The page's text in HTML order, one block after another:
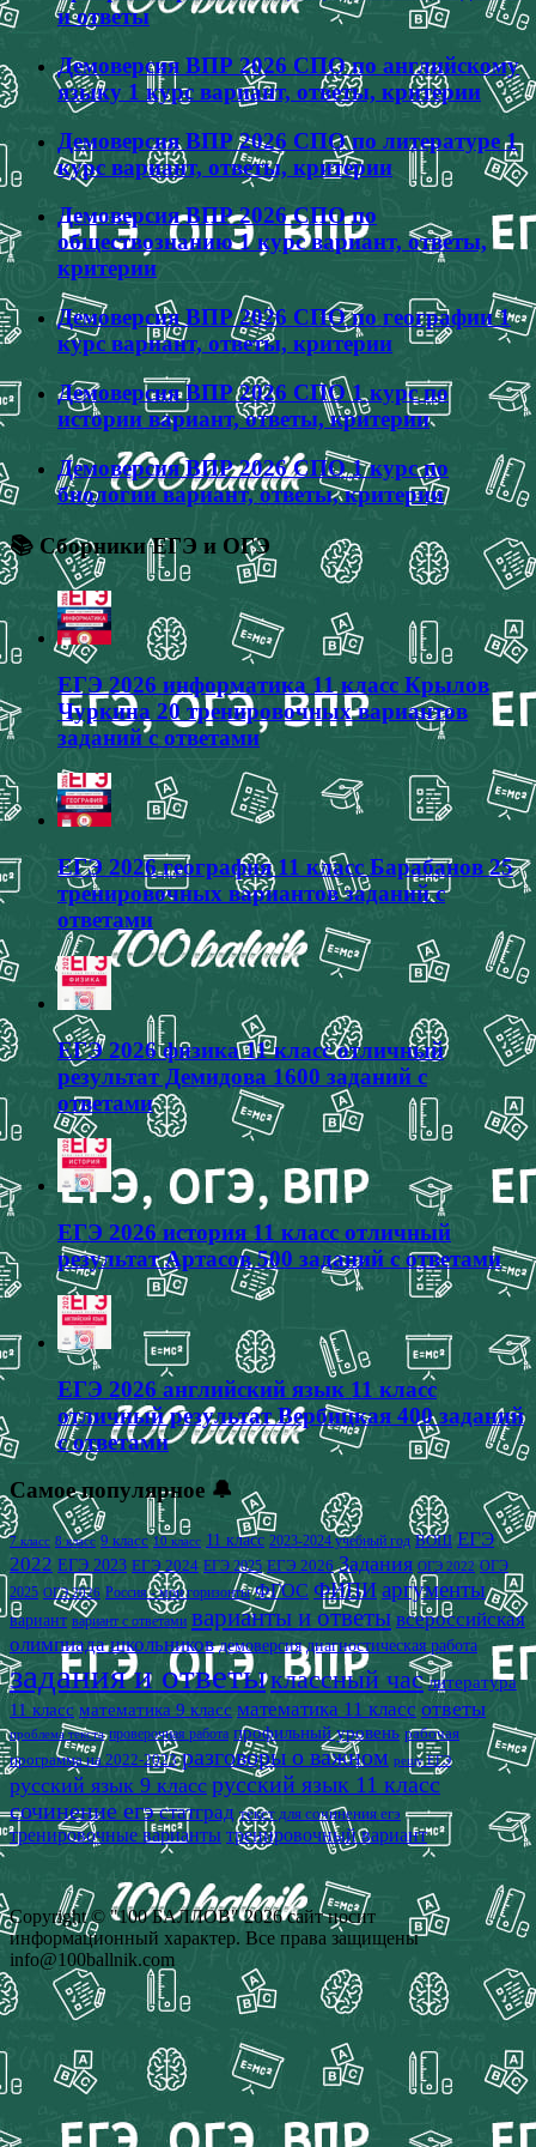
и ответы
Демоверсия ВПР 2026 СПО по английскому
языку 1 курс вариант, ответы, критерии
Демоверсия ВПР 2026 СПО по литературе 1
курс вариант, ответы, критерии
Демоверсия ВПР 2026 СПО по
обществознанию 1 курс вариант, ответы,
критерии
Демоверсия ВПР 2026 СПО по географии 1
курс вариант, ответы, критерии
Демоверсия ВПР 2026 СПО 1 курс по
истории вариант, ответы, критерии
Демоверсия ВПР 2026 СПО 1 курс по
биологии вариант, ответы, критерии
📚 Сборники ЕГЭ и ОГЭ
ЕГЭ 2026 информатика 11 класс Крылов
Чуркина 20 тренировочных вариантов
заданий с ответами
ЕГЭ 2026 география 11 класс Барабанов 25
тренировочных вариантов заданий с
ответами
ЕГЭ 2026 физика 11 класс отличный
результат Демидова 1600 заданий с
ответами
ЕГЭ 2026 история 11 класс отличный
результат Артасов 500 заданий с ответами
ЕГЭ 2026 английский язык 11 класс
отличный результат Вербицкая 400 заданий
с ответами
Самое популярное 🔔
7 класс 8 класс 9 класс 10 класс 11 класс 2023-2024 учебный год ВОШ ЕГЭ
2022 ЕГЭ 2023 ЕГЭ 2024 ЕГЭ 2025 ЕГЭ 2026 Задания ОГЭ 2022 ОГЭ
2025 ОГЭ 2026 Россия - мои горизонты ФГОС ФИПИ аргументы
вариант вариант с ответами варианты и ответы всероссийская
олимпиада школьников демоверсия диагностическая работа
задания и ответыклассный час литература
11 класс математика 9 класс математика 11 класс ответы
проблема текста проверочная работа профильный уровень рабочая
программа на 2022-2023 разговоры о важном решу ЕГЭ
русский язык 9 класс русский язык 11 класс
сочинение егэ статград текст для сочинения егэ
тренировочные варианты тренировочный вариант
Copyright © "100 БАЛЛОВ" 2026 сайт носит
информационный характер. Все права защищены
info@100ballnik.com